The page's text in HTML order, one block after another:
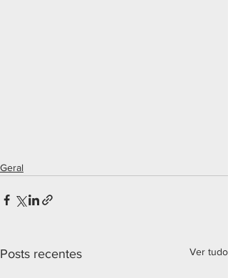
Geral
Posts recentes Ver tudo